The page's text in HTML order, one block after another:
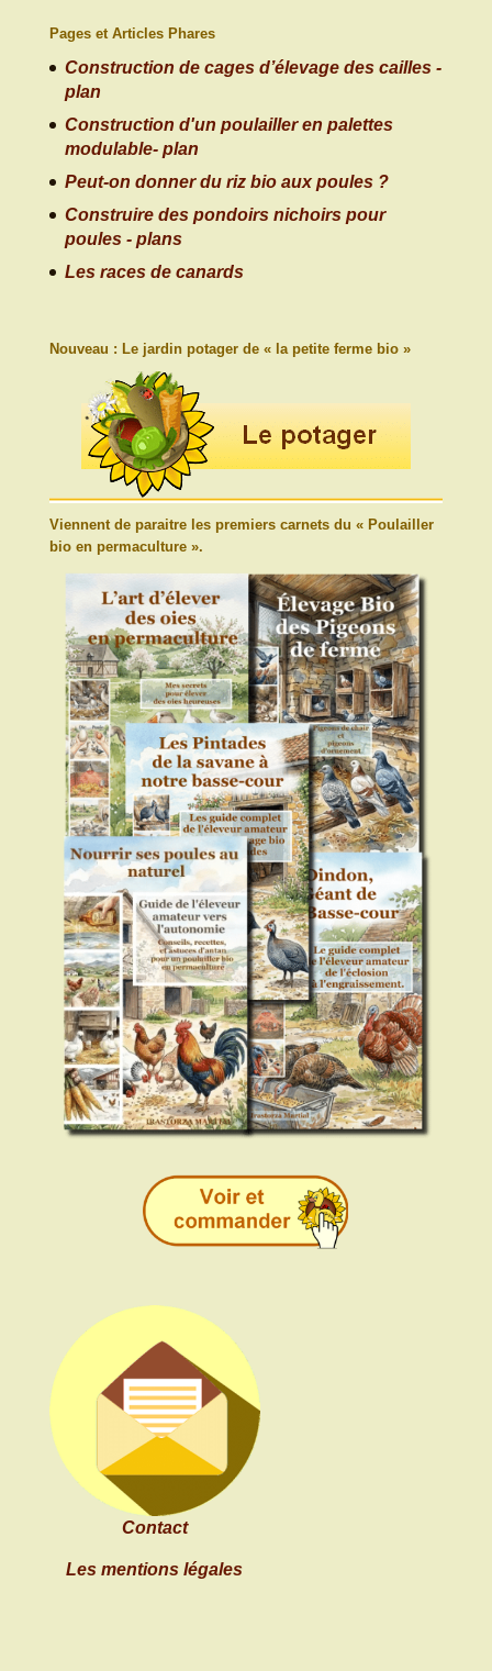
Pages et Articles Phares
Construction de cages d’élevage des cailles -
plan
Construction d'un poulailler en palettes
modulable- plan
Peut-on donner du riz bio aux poules ?
Construire des pondoirs nichoirs pour
poules - plans
Les races de canards
Nouveau : Le jardin potager de « la petite ferme bio »
Viennent de paraitre les premiers carnets du « Poulailler
bio en permaculture ».
Contact
Les mentions légales